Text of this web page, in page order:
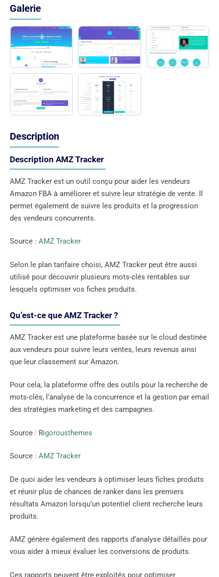
Galerie
Description
Description AMZ Tracker
AMZ Tracker est un outil conçu pour aider les vendeurs
Amazon FBA à améliorer et suivre leur stratégie de vente. Il
permet également de suivre les produits et la progression
des vendeurs concurrents.
Source : AMZ Tracker
Selon le plan tarifaire choisi, AMZ Tracker peut être aussi
utilisé pour découvrir plusieurs mots-clés rentables sur
lesquels optimiser vos fiches produits.
Qu’est-ce que AMZ Tracker ?
AMZ Tracker est une plateforme basée sur le cloud destinée
aux vendeurs pour suivre leurs ventes, leurs revenus ainsi
que leur classement sur Amazon.
Pour cela, la plateforme offre des outils pour la recherche de
mots-clés, l’analyse de la concurrence et la gestion par email
des stratégies marketing et des campagnes.
Source : Rigorousthemes
Source : AMZ Tracker
De quoi aider les vendeurs à optimiser leurs fiches produits
et réunir plus de chances de ranker dans les premiers
résultats Amazon lorsqu’un potentiel client recherche leurs
produits.
AMZ génère également des rapports d’analyse détaillés pour
vous aider à mieux évaluer les conversions de produits.
Ces rapports peuvent être exploités pour optimiser